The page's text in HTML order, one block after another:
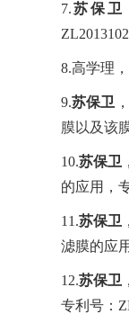
7.苏保卫
8.高学理，
9.苏保卫
膜以及该
10.苏保卫
的应用，
11.苏保卫
滤膜的应
12.苏保卫
专利号：